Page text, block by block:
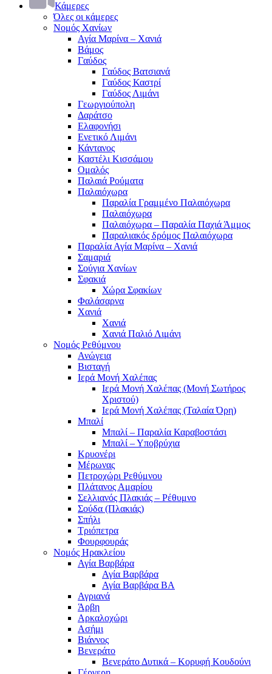
Κάμερες
Όλες οι κάμερες
Νομός Χανίων
Αγία Μαρίνα – Χανιά
Βάμος
Γαύδος
Γαύδος Βατσιανά
Γαύδος Καστρί
Γαύδος Λιμάνι
Γεωργιούπολη
Δαράτσο
Ελαφονήσι
Ενετικό Λιμάνι
Κάντανος
Καστέλι Κισσάμου
Ομαλός
Παλαιά Ρούματα
Παλαιόχωρα
Παραλία Γραμμένο Παλαιόχωρα
Παλαιόχωρα
Παλαιόχωρα – Παραλία Παχιά Άμμος
Παραλιακός δρόμος Παλαιόχωρα
Παραλία Αγία Μαρίνα – Χανιά
Σαμαριά
Σούγια Χανίων
Σφακιά
Χώρα Σφακίων
Φαλάσαρνα
Χανιά
Χανιά
Χανιά Παλιό Λιμάνι
Νομός Ρεθύμνου
Ανώγεια
Βισταγή
Ιερά Μονή Χαλέπας
Ιερά Μονή Χαλέπας (Μονή Σωτήρος
Χριστού)
Ιερά Μονή Χαλέπας (Ταλαία Όρη)
Μπαλί
Μπαλί – Παραλία Καραβοστάσι
Μπαλί – Υποβρύχια
Κρυονέρι
Μέρωνας
Πετροχώρι Ρεθύμνου
Πλάτανος Αμαρίου
Σελλιανός Πλακιάς – Ρέθυμνο
Σούδα (Πλακιάς)
Σπήλι
Τριόπετρα
Φουρφουράς
Νομός Ηρακλείου
Αγία Βαρβάρα
Αγία Βαρβάρα
Αγία Βαρβάρα ΒΑ
Αγριανά
Άρβη
Αρκαλοχώρι
Ασήμι
Βιάννος
Βενεράτο
Βενεράτο Δυτικά – Κορυφή Κουδούνι